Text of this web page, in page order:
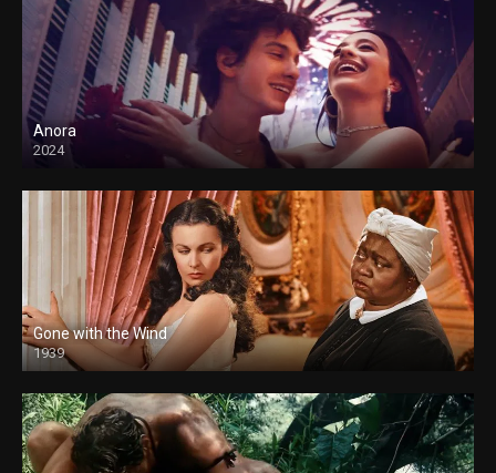
Anora
2024
Gone with the Wind
1939